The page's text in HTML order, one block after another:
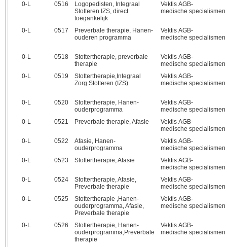
0‑L 0516
Logopedisten, Integraal
Stotteren IZS, direct
toegankelijk
Vektis AGB-
medische specialismen
0‑L 0517
Preverbale therapie, Hanen-
ouderen programma
Vektis AGB-
medische specialismen
0‑L 0518
Stottertherapie, preverbale
therapie
Vektis AGB-
medische specialismen
0‑L
0519
Stottertherapie,Integraal
Zorg Stotteren (IZS)
Vektis AGB-
medische specialismen
0‑L 0520
Stottertherapie, Hanen-
ouderprogramma
Vektis AGB-
medische specialismen
0‑L
0521 Preverbale therapie, Afasie
Vektis AGB-
medische specialismen
0‑L
0522
Afasie, Hanen-
ouderprogramma
Vektis AGB-
medische specialismen
0‑L
0523 Stottertherapie, Afasie
Vektis AGB-
medische specialismen
0‑L
0524
Stottertherapie, Afasie,
Preverbale therapie
Vektis AGB-
medische specialismen
0‑L
0525
Stottertherapie ,Hanen-
ouderprogramma, Afasie,
Preverbale therapie
Vektis AGB-
medische specialismen
0‑L 0526
Stottertherapie, Hanen-
ouderprogramma,Preverbale
therapie
Vektis AGB-
medische specialismen